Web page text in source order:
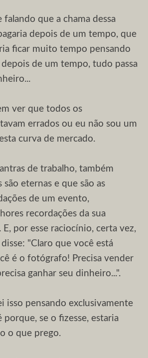
falando que a chama dessa
depois de um tempo, que
ficar muito tempo pensando
de um tempo, tudo passa
ver que todos os
errados ou eu não sou um
curva de mercado.
de trabalho, também
eternas e que são as
de um evento,
recordações da sua
E, por esse raciocínio, certa vez,
"Claro que você está
é o fotógrafo! Precisa vender
ganhar seu dinheiro...".
isso pensando exclusivamente
se o fizesse, estaria
o que prego.